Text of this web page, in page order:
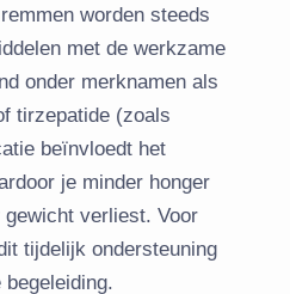
worden steeds
met de werkzame
onder merknamen als
tirzepatide (zoals
beïnvloedt het
je minder honger
verliest. Voor
tijdelijk ondersteuning
begeleiding.